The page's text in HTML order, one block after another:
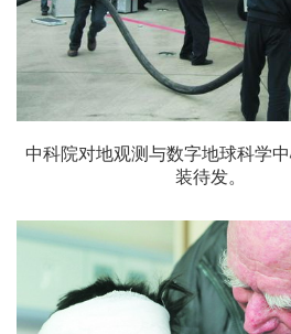
中科院对地观测与数字地球科学
装待发。